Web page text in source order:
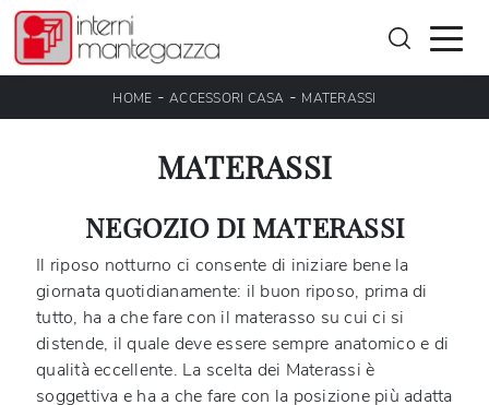
HOME -ACCESSORI CASA - MATERASSI
MATERASSI
NEGOZIO DI MATERASSI
Il riposo notturno ci consente di iniziare bene la
giornata quotidianamente: il buon riposo, prima di
tutto, ha a che fare con il materasso su cui ci si
distende, il quale deve essere sempre anatomico e di
qualità eccellente. La scelta dei Materassi è
soggettiva e ha a che fare con la posizione più adatta